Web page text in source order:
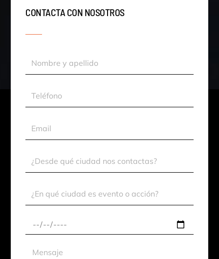
CONTACTA CON NOSOTROS
Contacto
Evento
Fecha
aproximada
Mensaje